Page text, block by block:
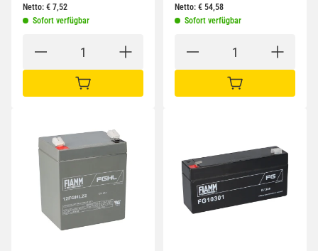
Netto: € 7,52
Sofort verfügbar
IN DEN WARENKORB
Netto: € 54,58
Sofort verfügbar
IN DEN WARENKORB